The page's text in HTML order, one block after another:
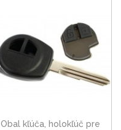
Obal kľúča, holokľúč pre